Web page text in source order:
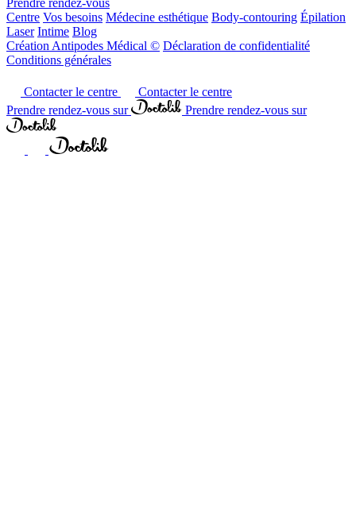
Prendre rendez-vous
Centre Vos besoins Médecine esthétique Body-contouring Épilation
Laser Intime Blog
Création Antipodes Médical © Déclaration de confidentialité
Conditions générales
Contacter le centre
Contacter le centre
Prendre rendez-vous sur
Prendre rendez-vous sur